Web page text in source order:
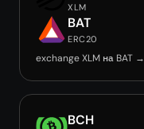
XLM
BAT
ERC20
exchange XLM на BAT →
BCH